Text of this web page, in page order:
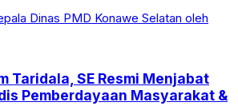
Taridala, SE Resmi Menjabat
Pemberdayaan Masyarakat &